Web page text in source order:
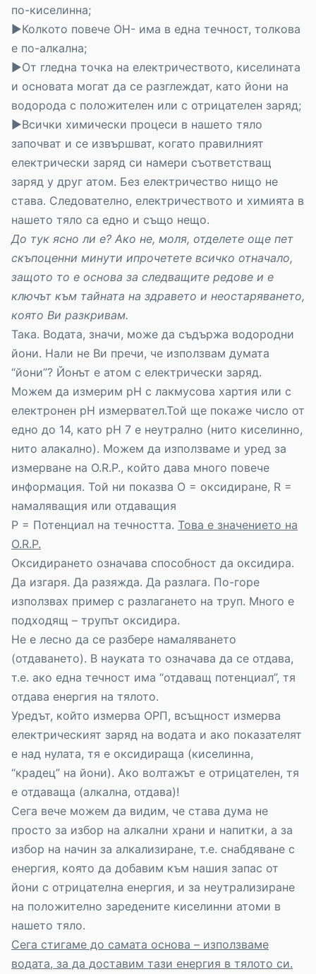
по-киселинна;
►Колкото повече ОН- има в една течност, толкова
е по-алкална;
►От гледна точка на електричеството, киселината
и основата могат да се разглеждат, като йони на
водорода с положителен или с отрицателен заряд;
►Всички химически процеси в нашето тяло
започват и се извършват, когато правилният
електрически заряд си намери съответстващ
заряд у друг атом. Без електричество нищо не
става. Следователно, електричеството и химията в
нашето тяло са едно и също нещо.
До тук ясно ли е? Ако не, моля, отделете още пет
скъпоценни минути ипрочетете всичко отначало,
защото то е основа за следващите редове и е
ключът към тайната на здравето и неостаряването,
която Ви разкривам.
Така. Водата, значи, може да съдържа водородни
йони. Нали не Ви пречи, че използвам думата
“йони”? Йонът е атом с електрически заряд.
Можем да измерим рН с лакмусова хартия или с
електронен рН измервател.Той ще покаже число от
едно до 14, като рН 7 е неутрално (нито киселинно,
нито алакално). Можем да използваме и уред за
измерване на О.R.P., който дава много повече
информация. Той ни показва О = оксидиране, R =
намаляващия или отдаващия
P = Потенциал на течността. Това е значението на
О.R.P.
Оксидирането означава способност да оксидира.
Да изгаря. Да разяжда. Да разлага. По-горе
използвах пример с разлагането на труп. Много е
подходящ – трупът оксидира.
Не е лесно да се разбере намаляването
(отдаването). В науката то означава да се отдава,
т.е. ако една течност има “отдаващ потенциал”, тя
отдава енергия на тялото.
Уредът, който измерва ОPП, всъщност измерва
електрическият заряд на водата и ако показателят
е над нулата, тя е оксидираща (киселинна,
“крадец” на йони). Ако волтажът е отрицателен, тя
е отдаваща (алкална, отдава)!
Сега вече можем да видим, че става дума не
просто за избор на алкални храни и напитки, а за
избор на начин за алкализиране, т.е. снабдяване с
енергия, която да добавим към нашия запас от
йони с отрицателна енергия, и за неутрализиране
на положително заредените киселинни атоми в
нашето тяло.
Сега стигаме до самата основа – използваме
водата, за да доставим тази енергия в тялото си.